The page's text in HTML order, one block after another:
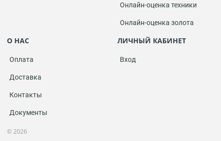
Онлайн-оценка техники
Онлайн-оценка золота
О НАС
Оплата
Доставка
Контакты
Документы
ЛИЧНЫЙ КАБИНЕТ
Вход
© 2026